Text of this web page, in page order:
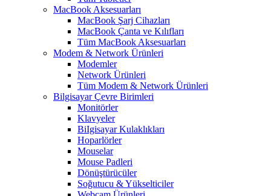
MacBook Aksesuarları
MacBook Şarj Cihazları
MacBook Çanta ve Kılıfları
Tüm MacBook Aksesuarları
Modem & Network Ürünleri
Modemler
Network Ürünleri
Tüm Modem & Network Ürünleri
Bilgisayar Çevre Birimleri
Monitörler
Klavyeler
BiIgisayar Kulaklıkları
Hoparlörler
Mouselar
Mouse Padleri
Dönüştürücüler
Soğutucu & Yükselticiler